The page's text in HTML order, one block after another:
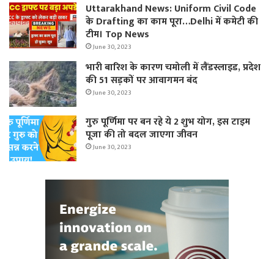
Uttarakhand News: Uniform Civil Code
के Drafting का काम पूरा…Delhi में कमेटी की
टीम। Top News
June 30, 2023
भारी बारिश के कारण चमोली में लैंडस्लाइड, प्रदेश
की 51 सड़कों पर आवागमन बंद
June 30, 2023
गुरु पूर्णिमा पर बन रहे ये 2 शुभ योग, इस टाइम
पूजा की तो बदल जाएगा जीवन
June 30, 2023